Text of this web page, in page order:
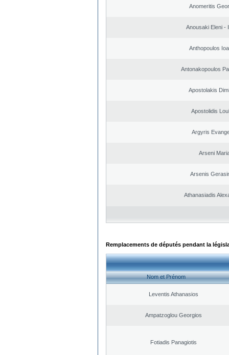
Anomeritis
Anousaki Eleni -
Anthopoulos
Antonakopoulos
Apostolakis
Apostolidis
Argyris
Arseni
Arsenis
Athanasiadis
Remplacements de députés pendant la
Nom et Prénom
Leventis Athanasios
Ampatzoglou Georgios
Fotiadis Panagiotis